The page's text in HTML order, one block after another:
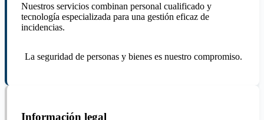
Nuestros servicios combinan personal cualificado y
tecnología especializada para una gestión eficaz de
incidencias.
La seguridad de personas y bienes es nuestro compromiso.
Información legal